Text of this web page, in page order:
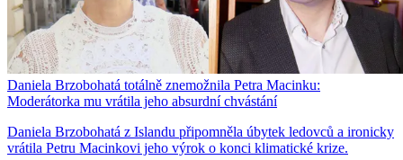
Daniela Brzobohatá totálně znemožnila Petra Macinku:
Moderátorka mu vrátila jeho absurdní chvástání
Daniela Brzobohatá z Islandu připomněla úbytek ledovců a ironicky
vrátila Petru Macinkovi jeho výrok o konci klimatické krize.